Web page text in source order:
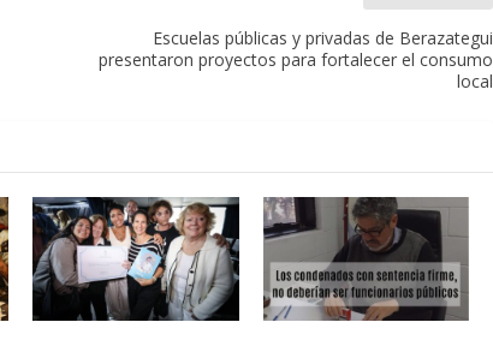
Escuelas públicas y privadas de Berazategui
presentaron proyectos para fortalecer el consumo
local